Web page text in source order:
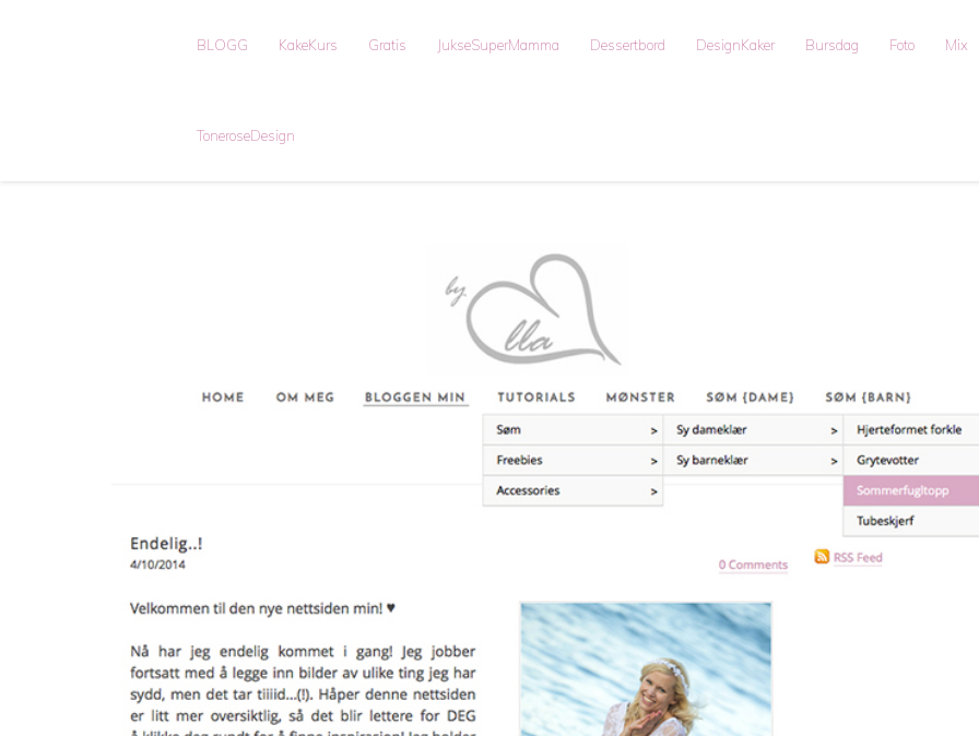
BLOGG KakeKurs Gratis JukseSuperMamma Dessertbord DesignKaker Bursdag Foto Mix
ToneroseDesign